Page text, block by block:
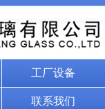
工厂设备
联系我们